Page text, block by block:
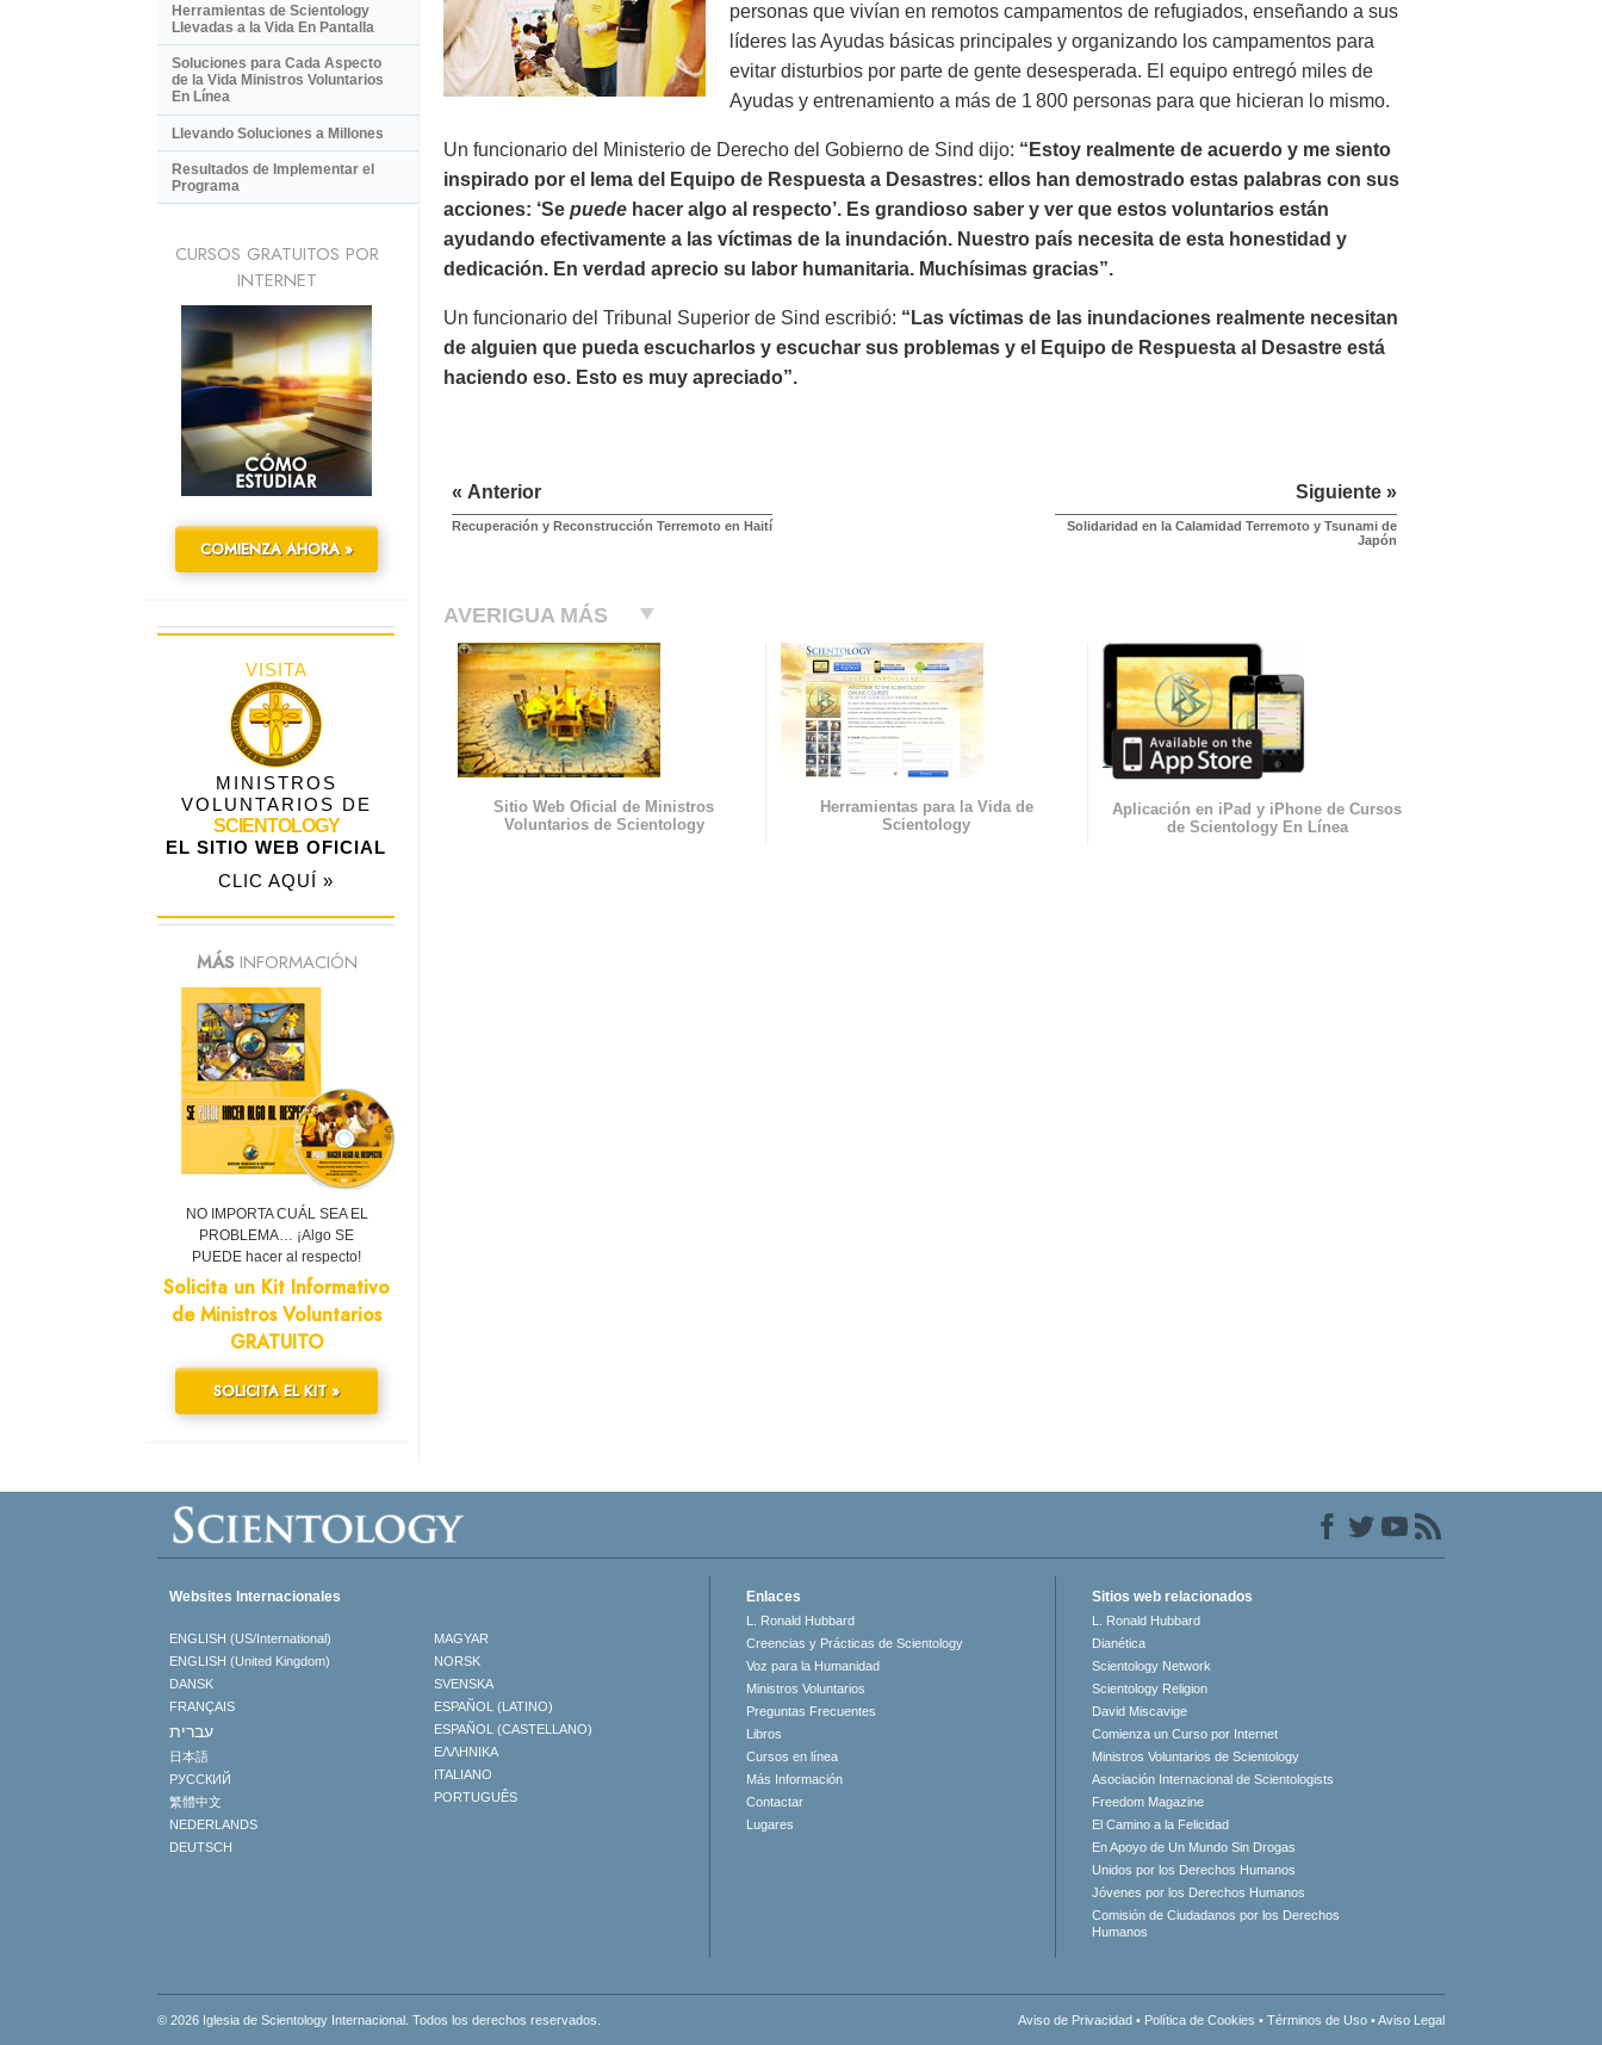
personas que vivían en remotos campamentos de refugiados, enseñando a sus
líderes las Ayudas básicas principales y organizando los campamentos para
evitar disturbios por parte de gente desesperada. El equipo entregó miles de
Ayudas y entrenamiento a más de 1 800 personas para que hicieran lo mismo.
Un funcionario del Ministerio de Derecho del Gobierno de Sind dijo: “Estoy realmente de acuerdo y me siento
inspirado por el lema del Equipo de Respuesta a Desastres: ellos han demostrado estas palabras con sus
acciones: ‘Se puede hacer algo al respecto’. Es grandioso saber y ver que estos voluntarios están
ayudando efectivamente a las víctimas de la inundación. Nuestro país necesita de esta honestidad y
dedicación. En verdad aprecio su labor humanitaria. Muchísimas gracias”.
Un funcionario del Tribunal Superior de Sind escribió: “Las víctimas de las inundaciones realmente necesitan
de alguien que pueda escucharlos y escuchar sus problemas y el Equipo de Respuesta al Desastre está
haciendo eso. Esto es muy apreciado”.
« Anterior
Recuperación y Reconstrucción Terremoto en Haití
Siguiente »
Solidaridad en la Calamidad Terremoto y Tsunami de
Japón
AVERIGUA MÁS
Sitio Web Oficial de Ministros
Voluntarios de Scientology
Herramientas para la Vida de
Scientology
Aplicación en iPad y iPhone de Cursos
de Scientology En Línea
Herramientas de Scientology
Llevadas a la Vida En Pantalla
Soluciones para Cada Aspecto
de la Vida Ministros Voluntarios
En Línea
Llevando Soluciones a Millones
Resultados de Implementar el
Programa
CURSOS GRATUITOS POR
INTERNET
COMIENZA AHORA »
VISITA
MINISTROS
VOLUNTARIOS DE
SCIENTOLOGY
EL SITIO WEB OFICIAL
CLIC AQUÍ »
MÁSINFORMACIÓN
NO IMPORTA CUÁL SEA EL
PROBLEMA… ¡Algo SE
PUEDE hacer al respecto!
Solicita un Kit Informativo
de Ministros Voluntarios
GRATUITO
SOLICITA EL KIT »
Websites Internacionales
ENGLISH (US/International)
ENGLISH (United Kingdom)
DANSK
FRANÇAIS
עברית
日本語
РУССКИЙ
繁體中文
NEDERLANDS
DEUTSCH
MAGYAR
NORSK
SVENSKA
ESPAÑOL (LATINO)
ESPAÑOL (CASTELLANO)
ΕΛΛΗΝΙΚA
ITALIANO
PORTUGUÊS
Enlaces
L. Ronald Hubbard
Creencias y Prácticas de Scientology
Voz para la Humanidad
Ministros Voluntarios
Preguntas Frecuentes
Libros
Cursos en línea
Más Información
Contactar
Lugares
Sitios web relacionados
L. Ronald Hubbard
Dianética
Scientology Network
Scientology Religion
David Miscavige
Comienza un Curso por Internet
Ministros Voluntarios de Scientology
Asociación Internacional de Scientologists
Freedom Magazine
El Camino a la Felicidad
En Apoyo de Un Mundo Sin Drogas
Unidos por los Derechos Humanos
Jóvenes por los Derechos Humanos
Comisión de Ciudadanos por los Derechos
Humanos
© 2026 Iglesia de Scientology Internacional. Todos los derechos reservados. Aviso de Privacidad • Política de Cookies • Términos de Uso •Aviso Legal